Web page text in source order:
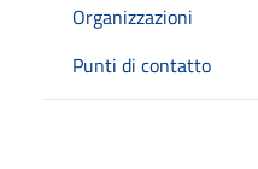
Organizzazioni
Punti di contatto